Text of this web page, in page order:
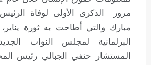
مرور الذكرى الأولى لوفاة
مبارك والتي أطاحت به ثورة يناير،
البرلمانية لمجلس النواب
المستشار حنفي الجبالي رئيس